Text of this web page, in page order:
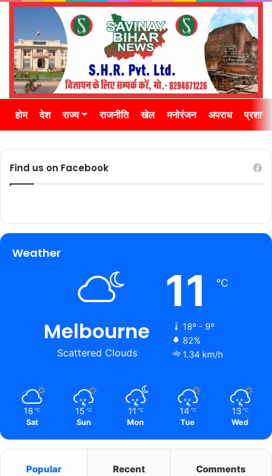
होम देश राज्य राजनीति खेल मनोरंजन अपराध
Find us on Facebook
Weather
Melbourne
Scattered Clouds
11 ℃
18º - 9º
82%
1.34 km/h
18 ℃
Sat
15 ℃
Sun
11 ℃
Mon
14 ℃
Tue
13 ℃
Wed
Popular Recent Comments